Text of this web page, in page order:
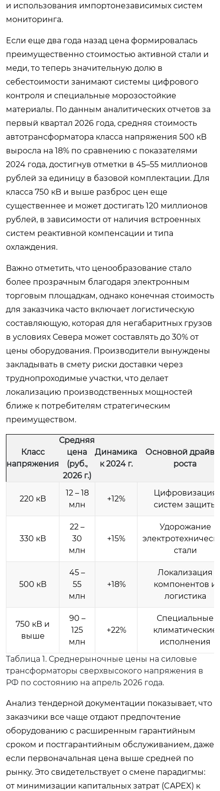
и использования импортонезависимых систем
мониторинга.
Если еще два года назад цена формировалась
преимущественно стоимостью активной стали и
меди, то теперь значительную долю в
себестоимости занимают системы цифрового
контроля и специальные морозостойкие
материалы. По данным аналитических отчетов за
первый квартал 2026 года, средняя стоимость
автотрансформатора класса напряжения 500 кВ
выросла на 18% по сравнению с показателями
2024 года, достигнув отметки в 45–55 миллионов
рублей за единицу в базовой комплектации. Для
класса 750 кВ и выше разброс цен еще
существеннее и может достигать 120 миллионов
рублей, в зависимости от наличия встроенных
систем реактивной компенсации и типа
охлаждения.
Важно отметить, что ценообразование стало
более прозрачным благодаря электронным
торговым площадкам, однако конечная стоимость
для заказчика часто включает логистическую
составляющую, которая для негабаритных грузов
в условиях Севера может составлять до 30% от
цены оборудования. Производители вынуждены
закладывать в смету риски доставки через
труднопроходимые участки, что делает
локализацию производственных мощностей
ближе к потребителям стратегическим
преимуществом.
Класс
напряжения
Средняя
цена
(руб.,
2026 г.)
Динамика
к 2024 г.
Основной
роста
220 кВ
12 – 18
млн
+12%
Цифровизация
систем защиты
330 кВ
22 –
30
млн
+15%
Удорожание
стали
500 кВ
45 –
55
млн
+18%
Локализация
компонентов и
логистика
750 кВ и
выше
90 –
125
млн
+22%
Специальные
климатические
исполнения
Таблица 1. Среднерыночные цены на силовые
трансформаторы сверхвысокого напряжения в
РФ по состоянию на апрель 2026 года.
Анализ тендерной документации показывает, что
заказчики все чаще отдают предпочтение
оборудованию с расширенным гарантийным
сроком и постгарантийным обслуживанием, даже
если первоначальная цена выше средней по
рынку. Это свидетельствует о смене парадигмы:
от минимизации капитальных затрат (CAPEX) к